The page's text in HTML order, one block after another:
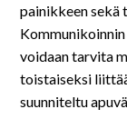
painikkeen sekä
voidaan tarvita
toistaiseksi
suunniteltu